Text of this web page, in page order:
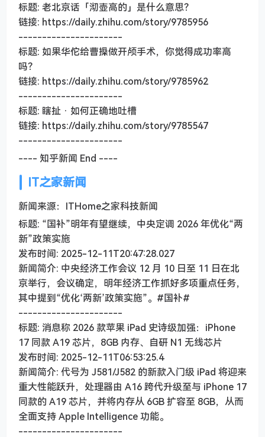
标题: 老北京话「沏壶高的」是什么意思？
链接: https://daily.zhihu.com/story/9785956
----------------------
标题: 如果华佗给曹操做开颅手术，你觉得成功率高
吗？
链接: https://daily.zhihu.com/story/9785962
----------------------
标题: 瞎扯 · 如何正确地吐槽
链接: https://daily.zhihu.com/story/9785547
----------------------
---- 知乎新闻 End ----
IT之家新闻
新闻来源：ITHome之家科技新闻
标题: “国补”明年有望继续，中央定调 2026 年优化“两
新”政策实施
发布时间: 2025-12-11T20:47:28.027
新闻简介: 中央经济工作会议 12 月 10 日至 11 日在北
京举行，会议确定，明年经济工作抓好多项重点任务，
其中提到“优化‘两新’政策实施”。#国补#
----------------------
标题: 消息称 2026 款苹果 iPad 史诗级加强：iPhone
17 同款 A19 芯片，8GB 内存、自研 N1 无线芯片
发布时间: 2025-12-11T06:53:25.4
新闻简介: 代号为 J581/J582 的新款入门级 iPad 将迎来
重大性能跃升，处理器由 A16 跨代升级至与 iPhone 17
同款的 A19 芯片，并将内存从 6GB 扩容至 8GB，从而
全面支持 Apple Intelligence 功能。
----------------------